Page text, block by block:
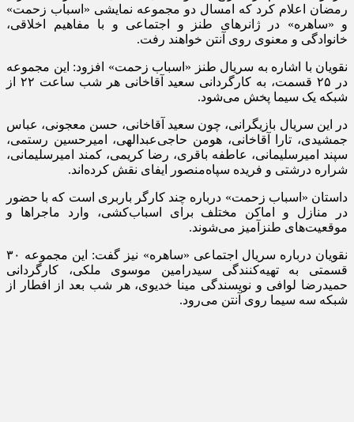
رمضان اعلام کرد که امسال دو مجموعه نمایشی «اسباب زحمت»
و «ساهره» در ژانر‌های طنز و اجتماعی و با مفاهیم اخلاقی،
خانوادگی و معنوی روی آنتن خواهند رفت.
نقویان با اشاره به سریال طنز «اسباب زحمت» افزود: این مجموعه
در ۲۵ قسمت، به کارگردانی سعید آقاخانی هر شب ساعت ۲۲ از
شبکه یک سیما پخش می‌شود.
در این سریال بازیگرانی، چون سعید آقاخانی، حسن معجونی، عباس
جمشیدی، تارا آقاخانی، هومن حاجی‌عبدالهی، امیرحسین رستمی،
سپند امیرسلیمانی، عاطفه باقری، رضا کریمی، کمند امیرسلیمانی،
شراره درشتی و فریده سپاه‌منصور ایفای نقش کرده‌اند.
داستان «اسباب زحمت» درباره چند کارگر باربری است که با حضور
در منازل و اماکن مختلف برای اسباب‌کشی، وارد ماجرا‌ها و
موقعیت‌های طنزآمیز می‌شوند.
نقویان درباره سریال اجتماعی «ساهره» نیز گفت: این مجموعه ۳۰
قسمتی به تهیه‌کنندگی سیدرامین موسوی ملکی، کارگردانی
حمیدرضا لوافی و نویسندگی مینا خدیوی، هر شب بعد از افطار از
شبکه سه سیما روی آنتن می‌رود.